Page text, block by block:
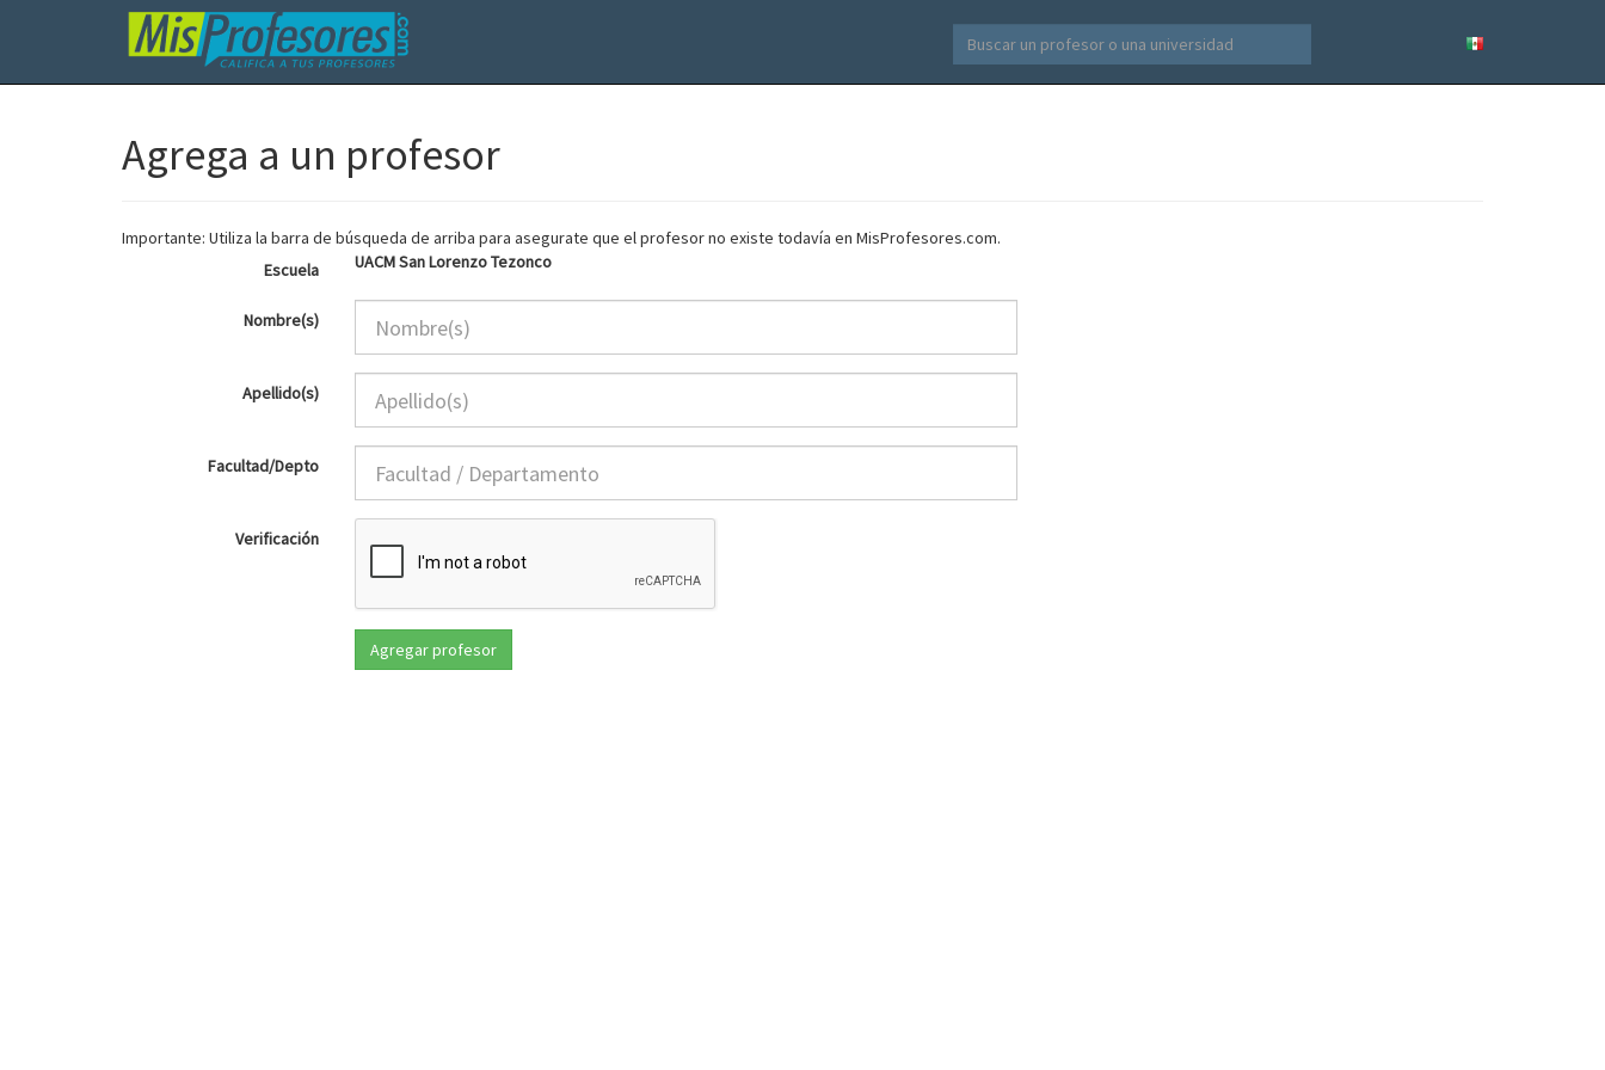
Agrega a un profesor
Importante: Utiliza la barra de búsqueda de arriba para asegurate que el profesor no existe todavía en MisProfesores.com.
Escuela
UACM San Lorenzo Tezonco
Nombre(s)
Apellido(s)
Facultad/Depto
Verificación